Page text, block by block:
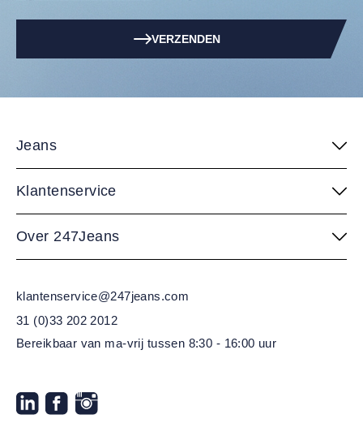
VERZENDEN
Jeans
Klantenservice
Over 247Jeans
klantenservice@247jeans.com
31 (0)33 202 2012
Bereikbaar van ma-vrij tussen 8:30 - 16:00 uur